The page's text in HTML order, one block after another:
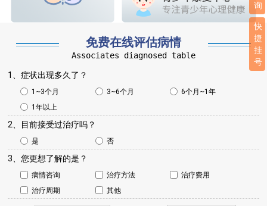
免费在线评估病情
Associates diagnosed table
1、症状出现多久了？
1~3个月 3~6个月
6个月~1年
1年以上
2、目前接受过治疗吗？
是 否
3、您更想了解的是？
病情咨询 治疗方法
治疗费用
治疗周期
其他
询
快
捷
挂
号